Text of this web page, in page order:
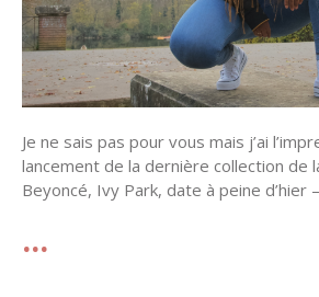
Je ne sais pas pour vous mais j’ai
lancement de la dernière collection de
Beyoncé, Ivy Park, date à peine d’hier